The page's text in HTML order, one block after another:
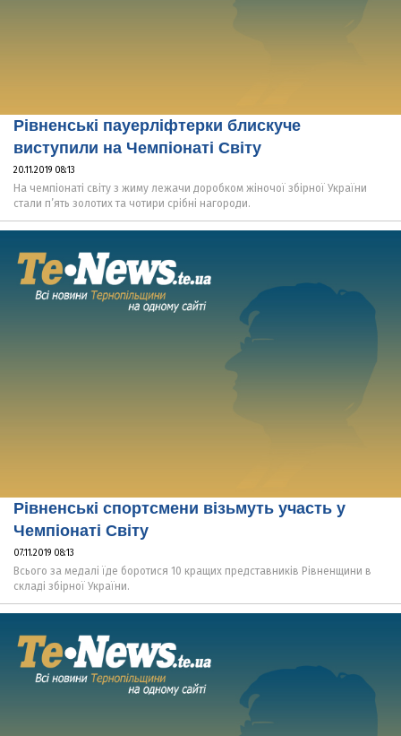
Рівненські пауерліфтерки блискуче
виступили на Чемпіонаті Світу
20.11.2019 08:13
На чемпіонаті світу з жиму лежачи доробком жіночої збірної України
стали п’ять золотих та чотири срібні нагороди.
Рівненські спортсмени візьмуть участь у
Чемпіонаті Світу
07.11.2019 08:13
Всього за медалі їде боротися 10 кращих представників Рівненщини в
складі збірної України.